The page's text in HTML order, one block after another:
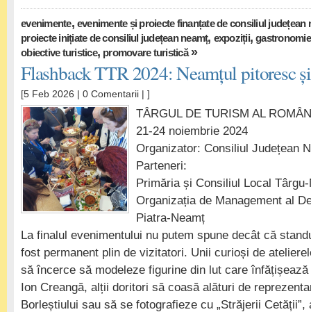
evenimente, evenimente și proiecte finanțate de consiliul județean
proiecte inițiate de consiliul județean neamț, expoziții,
obiective turistice, promovare turistică»
Flashback TTR 2024: Neamțul pitoresc
[5 Feb 2026 | 0 Comentarii | ]
TÂRGUL DE TURISM AL
21-24 noiembrie 2024
Organizator: Consiliul Județean
Parteneri:
Primăria și Consiliul Local
Organizația de Management al
Piatra-Neamț
La finalul evenimentului nu putem spune decât că
fost permanent plin de vizitatori. Unii curioși de
să încerce să modeleze figurine din lut care
Ion Creangă, alții doritori să coasă alături de
Borleștiului sau să se fotografieze cu „Străjerii